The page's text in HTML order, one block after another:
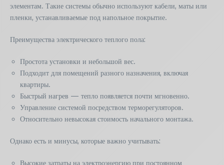
элементам. Такие системы обычно используют кабели, маты или
пленки, устанавливаемые под напольное покрытие.
Преимущества электрического теплого пола:
Простота установки и небольшой вес.
Подходит для помещений разного назначения, включая
квартиры.
Быстрый нагрев — тепло появляется почти мгновенно.
Управление системой посредством терморегуляторов.
Относительно невысокая стоимость начального монтажа.
Однако есть и минусы, которые важно учитывать:
Высокие затраты на электроэнергию при постоянном